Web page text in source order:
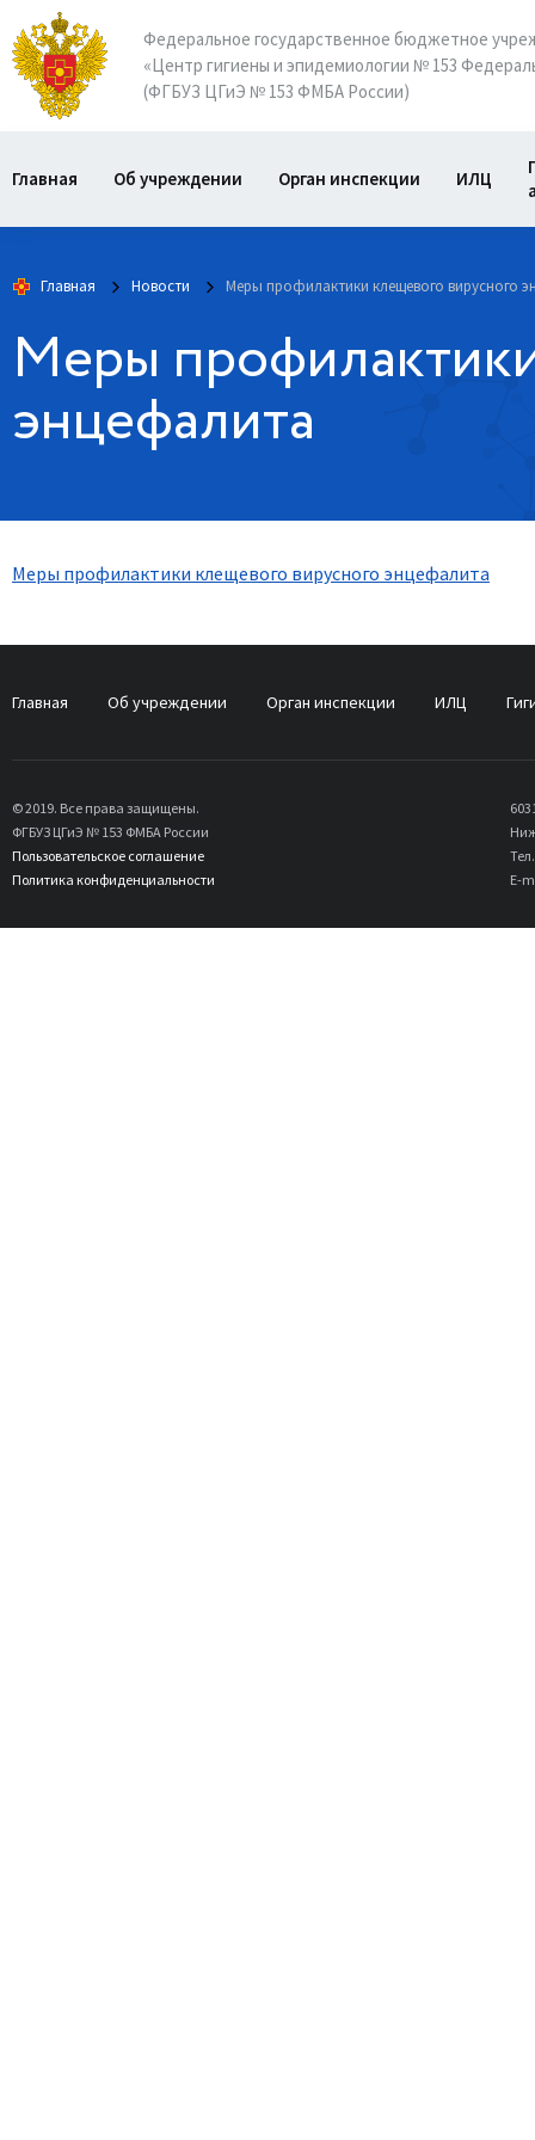
Федеральное государственное бюджетное
«Центр гигиены и эпидемиологии № 153
(ФГБУЗ ЦГиЭ № 153 ФМБА России)
Главная Об учреждении Орган инспекции ИЛЦ
Главная Новости Меры профилактики клещевого вирусного
Меры
энцефалита
Меры профилактики клещевого вирусного энцефалита
Главная Об учреждении Орган инспекции ИЛЦ
© 2019. Все права защищены.
ФГБУЗ ЦГиЭ № 153 ФМБА России
Пользовательское соглашение
Политика конфиденциальности
E-